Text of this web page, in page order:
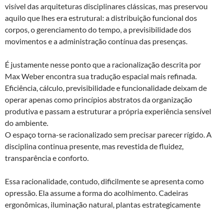
visível das arquiteturas disciplinares clássicas, mas preservou
aquilo que lhes era estrutural: a distribuição funcional dos
corpos, o gerenciamento do tempo, a previsibilidade dos
movimentos e a administração contínua das presenças.
É justamente nesse ponto que a racionalização descrita por
Max Weber encontra sua tradução espacial mais refinada.
Eficiência, cálculo, previsibilidade e funcionalidade deixam de
operar apenas como princípios abstratos da organização
produtiva e passam a estruturar a própria experiência sensível
do ambiente.
O espaço torna-se racionalizado sem precisar parecer rígido. A
disciplina continua presente, mas revestida de fluidez,
transparência e conforto.
Essa racionalidade, contudo, dificilmente se apresenta como
opressão. Ela assume a forma do acolhimento. Cadeiras
ergonômicas, iluminação natural, plantas estrategicamente